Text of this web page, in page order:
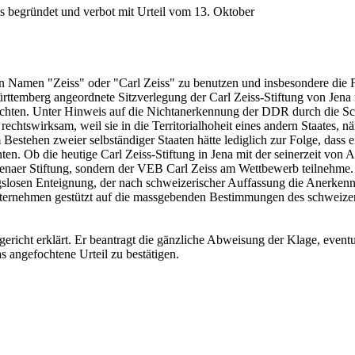
begründet und verbot mit Urteil vom 13. Oktober
Namen "Zeiss" oder "Carl Zeiss" zu benutzen und insbesondere
angeordnete Sitzverlegung der Carl Zeiss-Stiftung von
Unter Hinweis auf die Nichtanerkennung der DDR durch die
weil sie in die Territorialhoheit eines andern Staates,
zweier selbständiger Staaten hätte lediglich zur Folge,
Ob die heutige Carl Zeiss-Stiftung in Jena mit der seinerzeit von
Stiftung, sondern der VEB Carl Zeiss am Wettbewerb
Enteignung, der nach schweizerischer Auffassung die
gestützt auf die massgebenden Bestimmungen des
erklärt. Er beantragt die gänzliche Abweisung der Klage,
angefochtene Urteil zu bestätigen.